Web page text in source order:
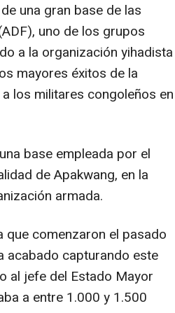
una gran base de las
uno de los grupos
a la organización yihadista
mayores éxitos de la
los militares congoleños en
base empleada por el
de Apakwang, en la
armada.
que comenzaron el pasado
acabado capturando este
al jefe del Estado Mayor
a entre 1.000 y 1.500